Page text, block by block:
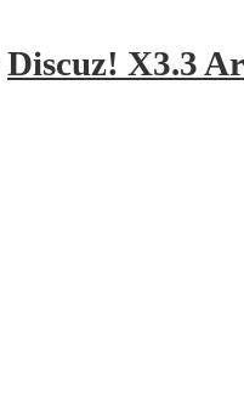
Discuz! X3.3